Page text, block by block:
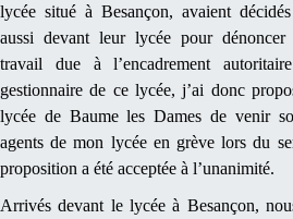
lycée situé à Besançon, avaient
aussi devant leur lycée pour
travail due à l’encadrement
gestionnaire de ce lycée, j’ai donc
lycée de Baume les Dames de venir
agents de mon lycée en grève lors du
proposition a été acceptée à l’unanimité.
Arrivés devant le lycée à Besançon,